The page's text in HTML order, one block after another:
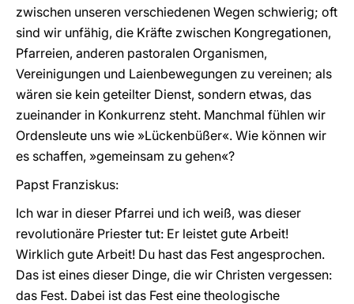
zwischen unseren verschiedenen Wegen schwierig; oft
sind wir unfähig, die Kräfte zwischen Kongregationen,
Pfarreien, anderen pastoralen Organismen,
Vereinigungen und Laienbewegungen zu vereinen; als
wären sie kein geteilter Dienst, sondern etwas, das
zueinander in Konkurrenz steht. Manchmal fühlen wir
Ordensleute uns wie »Lückenbüßer«. Wie können wir
es schaffen, »gemeinsam zu gehen«?
Papst Franziskus:
Ich war in dieser Pfarrei und ich weiß, was dieser
revolutionäre Priester tut: Er leistet gute Arbeit!
Wirklich gute Arbeit! Du hast das Fest angesprochen.
Das ist eines dieser Dinge, die wir Christen vergessen:
das Fest. Dabei ist das Fest eine theologische